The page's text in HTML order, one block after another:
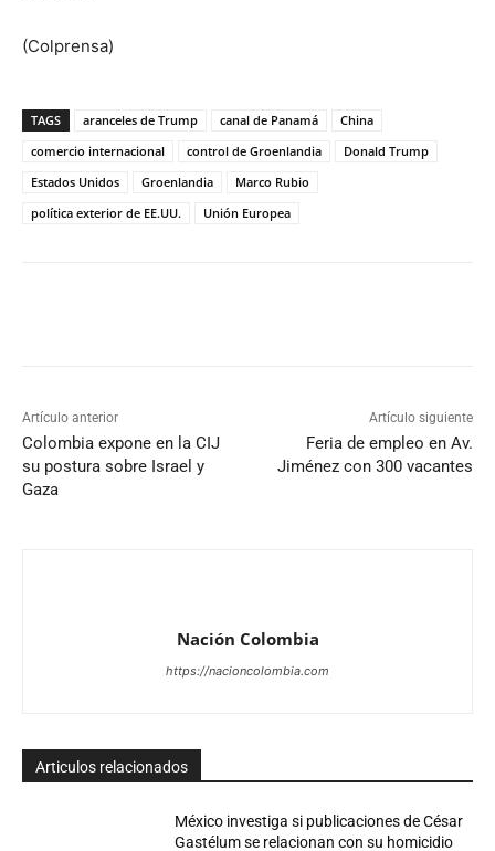
(Colprensa)
TAGS aranceles de Trump canal de Panamá
China
comercio internacional
control de Groenlandia
Donald Trump
Estados Unidos
Groenlandia
Marco Rubio
política exterior de EE.UU.
Unión Europea
Artículo anterior
Colombia expone en la CIJ
su postura sobre Israel y
Gaza
Artículo siguiente
Feria de empleo en Av.
Jiménez con 300 vacantes
Nación Colombia
https://nacioncolombia.com
Articulos relacionados
México investiga si publicaciones de César
Gastélum se relacionan con su homicidio